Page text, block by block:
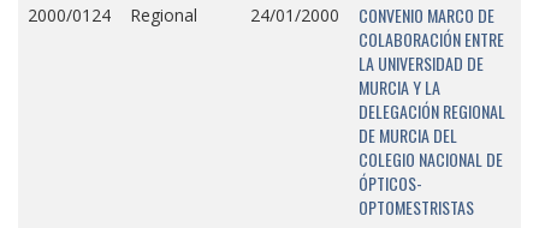
2000/0124 Regional 24/01/2000
CONVENIO MARCO DE
COLABORACIÓN ENTRE
LA UNIVERSIDAD DE
MURCIA Y LA
DELEGACIÓN REGIONAL
DE MURCIA DEL
COLEGIO NACIONAL DE
ÓPTICOS-
OPTOMESTRISTAS